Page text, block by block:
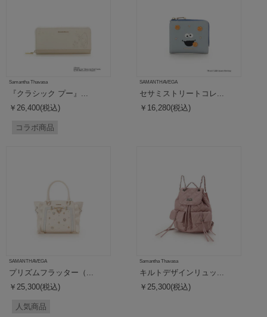
Samantha Thavasa
『クラシック プー』...
￥26,400(税込)
コラボ商品
SAMANTHAVEGA
セサミストリートコレ...
￥16,280(税込)
SAMANTHAVEGA
プリズムフラッター（...
￥25,300(税込)
人気商品
Samantha Thavasa
キルトデザインリュッ...
￥25,300(税込)